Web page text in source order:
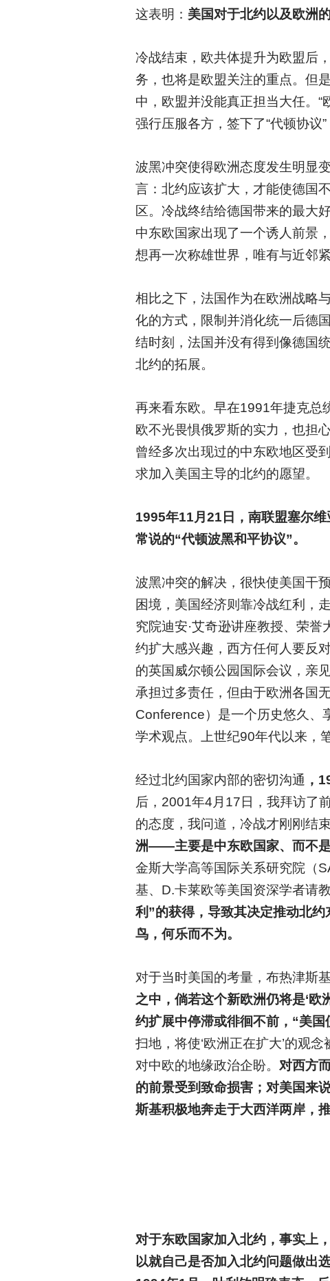
这表明： 美国对于北约以及欧洲
冷战结束，欧共体提升为欧盟后
务，也将是欧盟关注的重点。但
中，欧盟并没能真正担当大任。“
强行压服各方，签下了“代顿协议
波黑冲突使得欧洲态度发生明显
言：北约应该扩大，才能使德国
区。冷战终结给德国带来的最大
中东欧国家出现了一个诱人前景
想再一次称雄世界，唯有与近邻
相比之下，法国作为在欧洲战略
化的方式，限制并消化统一后德
结时刻，法国并没有得到像德国
北约的拓展。
再来看东欧。早在1991年捷克总
欧不光畏惧俄罗斯的实力，也担
曾经多次出现过的中东欧地区受
求加入美国主导的北约的愿望。
1995年11月21日，南联盟塞尔
常说的“代顿波黑和平协议”。
波黑冲突的解决，很快使美国干
困境，美国经济则靠冷战红利，
究院迪安·艾奇逊讲座教授、荣
约扩大感兴趣，西方任何人要反
的英国威尔顿公园国际会议，亲
承担过多责任，但由于欧洲各国
Conference）是一个历史悠久、
学术观点。上世纪90年代以来，
经过北约国家内部的密切沟通 ，
后，2001年4月17日，我拜访了
的态度，我问道，冷战才刚刚结
洲——主要是中东欧国家、而不是
金斯大学高等国际关系研究院（
基、D.卡莱欧等美国资深学者请
利”的获得， 导致其决定推动北
鸟，何乐而不为。
对于当时美国的考量，布热津斯
之中，倘若这个新欧洲仍将是‘
约扩展中停滞或徘徊不前，“美国
扫地，将使‘欧洲正在扩大’的观
对中欧的地缘政治企盼。 对西方
的前景受到致命损害；对美国来
斯基积极地奔走于大西洋两岸，
对于东欧国家加入北约，事实上
以就自己是否加入北约问题做出